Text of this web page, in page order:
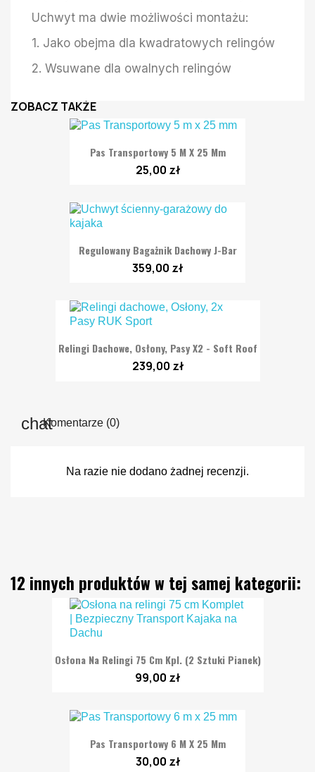
Uchwyt ma dwie możliwości montażu:
1. Jako obejma dla kwadratowych relingów
2. Wsuwane dla owalnych relingów
ZOBACZ TAKŻE
Pas Transportowy 5 M X 25 Mm
25,00 zł
Regulowany Bagażnik Dachowy J-Bar
359,00 zł
Relingi Dachowe, Osłony, Pasy X2 - Soft Roof
239,00 zł
Komentarze (0)
Na razie nie dodano żadnej recenzji.
12 innych produktów w tej samej kategorii:
Osłona Na Relingi 75 Cm Kpl. (2 Sztuki Pianek)
99,00 zł
Pas Transportowy 6 M X 25 Mm
30,00 zł